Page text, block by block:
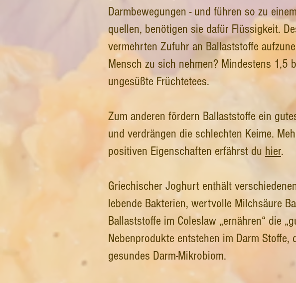
Darmbewegungen - und führen so zu
quellen, benötigen sie dafür Flüssigkeit.
vermehrten Zufuhr an Ballaststoffe
Mensch zu sich nehmen? Mindestens
ungesüßte Früchtetees.
Zum anderen fördern Ballaststoffe ein
und verdrängen die schlechten Keime.
positiven Eigenschaften erfährst du hier.
Griechischer Joghurt enthält
lebende Bakterien, wertvolle Milchsäure
Ballaststoffe im Coleslaw „ernähren“ die
Nebenprodukte entstehen im Darm
gesundes Darm-Mikrobiom.